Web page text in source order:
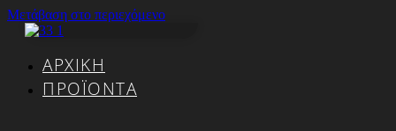
Μετάβαση στο περιεχόμενο
ΑΡΧΙΚΉ
ΠΡΟΪΌΝΤΑ